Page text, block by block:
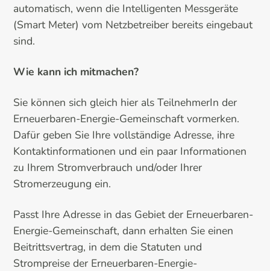
automatisch, wenn die Intelligenten Messgeräte
(Smart Meter) vom Netzbetreiber bereits eingebaut
sind.
Wie kann ich mitmachen?
Sie können sich gleich hier als TeilnehmerIn der
Erneuerbaren-Energie-Gemeinschaft vormerken.
Dafür geben Sie Ihre vollständige Adresse, ihre
Kontaktinformationen und ein paar Informationen
zu Ihrem Stromverbrauch und/oder Ihrer
Stromerzeugung ein.
Passt Ihre Adresse in das Gebiet der Erneuerbaren-
Energie-Gemeinschaft, dann erhalten Sie einen
Beitrittsvertrag, in dem die Statuten und
Strompreise der Erneuerbaren-Energie-